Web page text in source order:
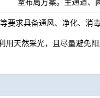
室布局方案。主通道、
要求具备通风、净化、消
用天然采光，且尽量避免